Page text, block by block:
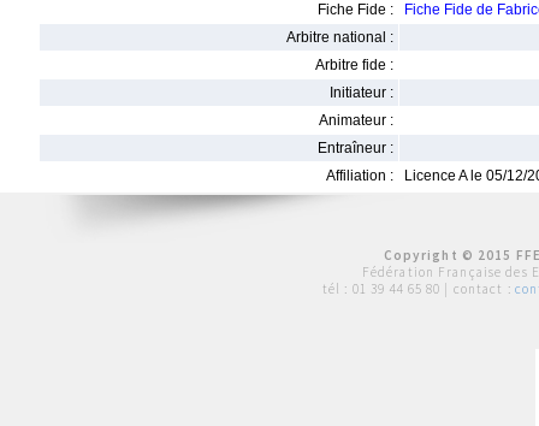
Fiche Fide :
Fiche Fide de
Arbitre national :
Arbitre fide :
Initiateur :
Animateur :
Entraîneur :
Affiliation :
Licence A le 05/12/
Copyright © 2015
Fédération Française des
tél : 01 39 44 65 80 | contact :